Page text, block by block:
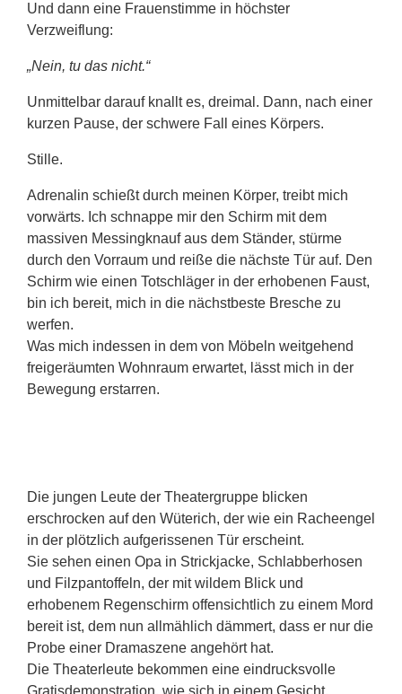
Und dann eine Frauenstimme in höchster
Verzweiflung:
„Nein, tu das nicht.“
Unmittelbar darauf knallt es, dreimal. Dann, nach einer
kurzen Pause, der schwere Fall eines Körpers.
Stille.
Adrenalin schießt durch meinen Körper, treibt mich
vorwärts. Ich schnappe mir den Schirm mit dem
massiven Messingknauf aus dem Ständer, stürme
durch den Vorraum und reiße die nächste Tür auf. Den
Schirm wie einen Totschläger in der erhobenen Faust,
bin ich bereit, mich in die nächstbeste Bresche zu
werfen.
Was mich indessen in dem von Möbeln weitgehend
freigeräumten Wohnraum erwartet, lässt mich in der
Bewegung erstarren.
Die jungen Leute der Theatergruppe blicken
erschrocken auf den Wüterich, der wie ein Racheengel
in der plötzlich aufgerissenen Tür erscheint.
Sie sehen einen Opa in Strickjacke, Schlabberhosen
und Filzpantoffeln, der mit wildem Blick und
erhobenem Regenschirm offensichtlich zu einem Mord
bereit ist, dem nun allmählich dämmert, dass er nur die
Probe einer Dramaszene angehört hat.
Die Theaterleute bekommen eine eindrucksvolle
Gratisdemonstration, wie sich in einem Gesicht,